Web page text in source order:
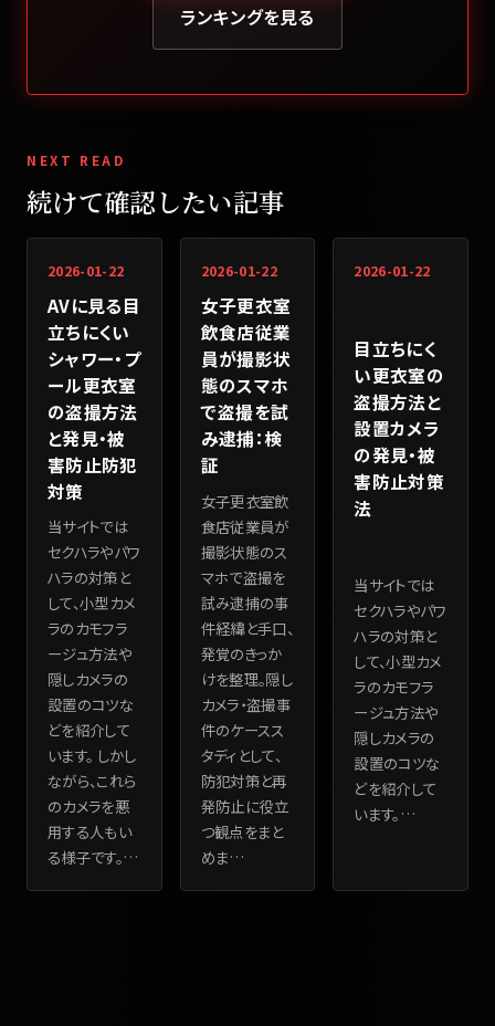
ランキングを見る
NEXT READ
続けて確認したい記事
2026-01-22
AVに見る目
立ちにくい
シャワー・プ
ール更衣室
の盗撮方法
と発見・被
害防止防犯
対策
当サイトでは
セクハラやパワ
ハラの対策と
して、小型カメ
ラのカモフラ
ージュ方法や
隠しカメラの
設置のコツな
どを紹介して
います。 しかし
ながら、これら
のカメラを悪
用する人もい
る様子です。…
2026-01-22
女子更衣室
飲食店従業
員が撮影状
態のスマホ
で盗撮を試
み逮捕：検
証
女子更衣室飲
食店従業員が
撮影状態のス
マホで盗撮を
試み逮捕の事
件経緯と手口、
発覚のきっか
けを整理。隠し
カメラ・盗撮事
件のケースス
タディとして、
防犯対策と再
発防止に役立
つ観点をまと
めま…
2026-01-22
目立ちにく
い更衣室の
盗撮方法と
設置カメラ
の発見・被
害防止対策
法
当サイトでは
セクハラやパワ
ハラの対策と
して、小型カメ
ラのカモフラ
ージュ方法や
隠しカメラの
設置のコツな
どを紹介して
います。 …